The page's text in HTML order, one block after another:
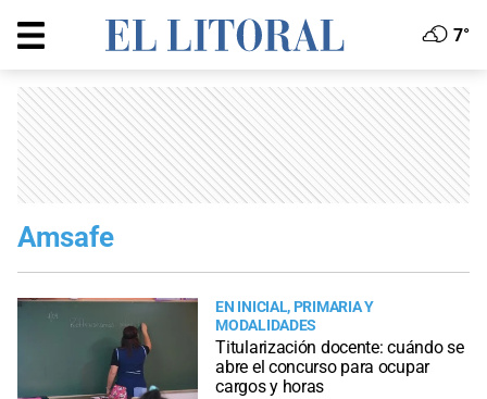
7°
Amsafe
EN INICIAL, PRIMARIA Y
MODALIDADES
Titularización docente: cuándo se
abre el concurso para ocupar
cargos y horas